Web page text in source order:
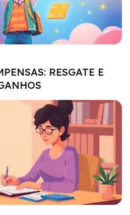
RESGATE E